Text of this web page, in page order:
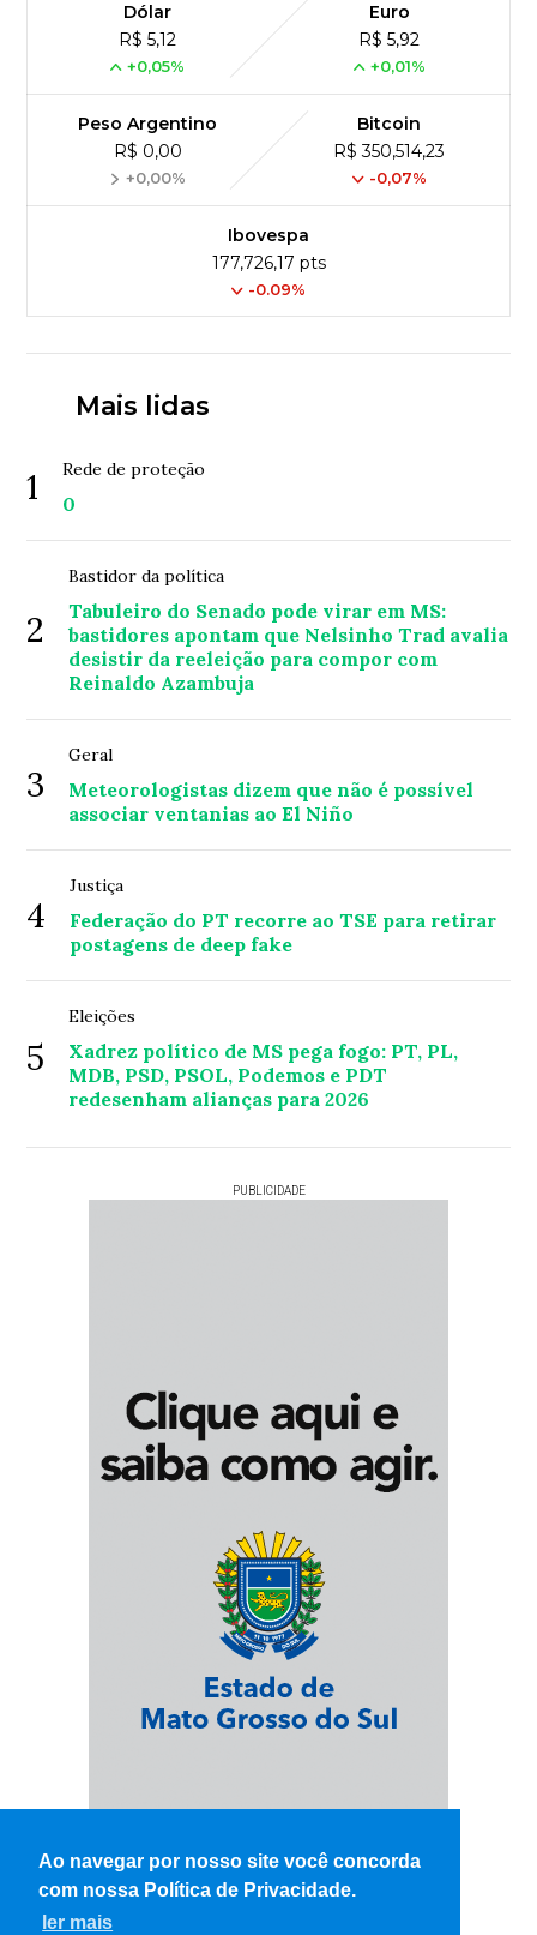
Ao navegar por nosso site você concorda
com nossa Política de Privacidade.
ler mais
Dólar
R$ 5,12
+0,05%
Euro
R$ 5,92
+0,01%
Peso Argentino
R$ 0,00
+0,00%
Bitcoin
R$ 350,514,23
-0,07%
Ibovespa
177,726,17 pts
-0.09%
Mais lidas
1 Rede de proteção
0
2
Bastidor da política
Tabuleiro do Senado pode virar em MS:
bastidores apontam que Nelsinho Trad avalia
desistir da reeleição para compor com
Reinaldo Azambuja
3
Geral
Meteorologistas dizem que não é possível
associar ventanias ao El Niño
4
Justiça
Federação do PT recorre ao TSE para retirar
postagens de deep fake
5
Eleições
Xadrez político de MS pega fogo: PT, PL,
MDB, PSD, PSOL, Podemos e PDT
redesenham alianças para 2026
PUBLICIDADE